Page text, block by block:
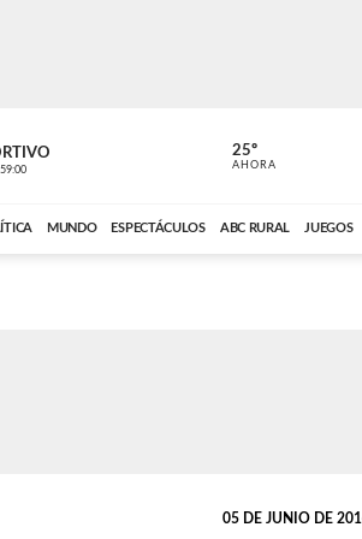
ABC CARDINAL
25º
AHORA
MUNDO ESPECTÁCULOS ABC RURAL JUEGOS
05 DE JUNIO DE